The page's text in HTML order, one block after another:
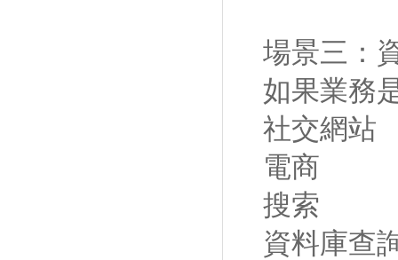
場景三：
如果業務
社交網站
電商
搜索
資料庫查